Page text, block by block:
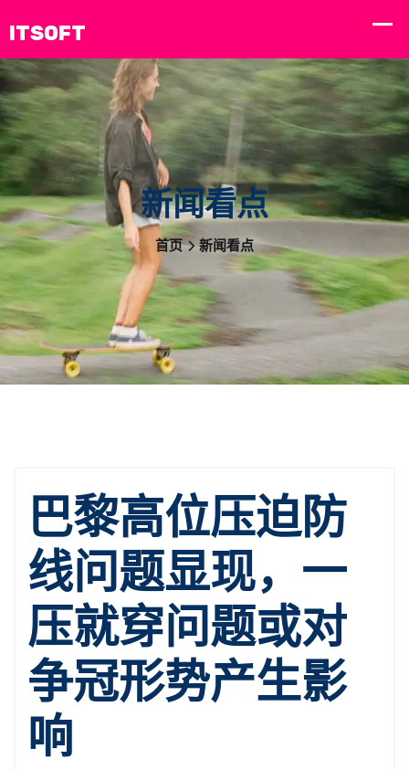
新闻看点
首页 新闻看点
巴黎高位压迫防
线问题显现，一
压就穿问题或对
争冠形势产生影
响